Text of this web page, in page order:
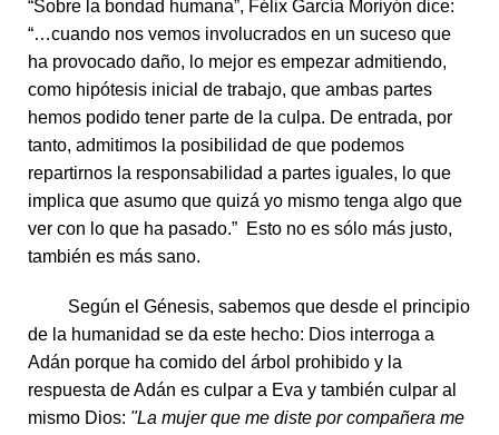
“Sobre la bondad humana”, Félix García Moriyón dice:
“…cuando nos vemos involucrados en un suceso que
ha provocado daño, lo mejor es empezar admitiendo,
como hipótesis inicial de trabajo, que ambas partes
hemos podido tener parte de la culpa. De entrada, por
tanto, admitimos la posibilidad de que podemos
repartirnos la responsabilidad a partes iguales, lo que
implica que asumo que quizá yo mismo tenga algo que
ver con lo que ha pasado.” Esto no es sólo más justo,
también es más sano.
Según el Génesis, sabemos que desde el principio
de la humanidad se da este hecho: Dios interroga a
Adán porque ha comido del árbol prohibido y la
respuesta de Adán es culpar a Eva y también culpar al
mismo Dios: "La mujer que me diste por compañera me